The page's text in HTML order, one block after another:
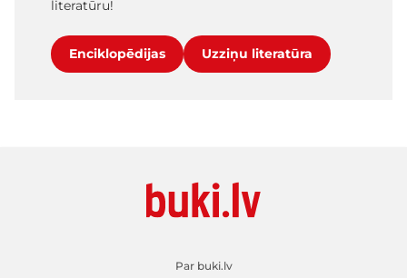
literatūru!
Enciklopēdijas Uzziņu literatūra
Par buki.lv